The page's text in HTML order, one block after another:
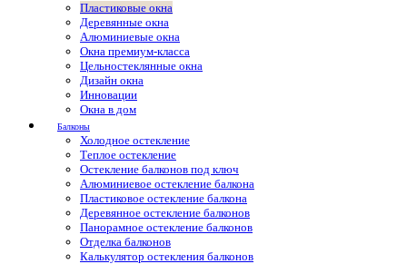
Пластиковые окна
Деревянные окна
Алюминиевые окна
Окна премиум-класса
Цельностеклянные окна
Дизайн окна
Инновации
Окна в дом
Балконы
Холодное остекление
Теплое остекление
Остекление балконов под ключ
Алюминиевое остекление балкона
Пластиковое остекление балкона
Деревянное остекление балконов
Панорамное остекление балконов
Отделка балконов
Калькулятор остекления балконов